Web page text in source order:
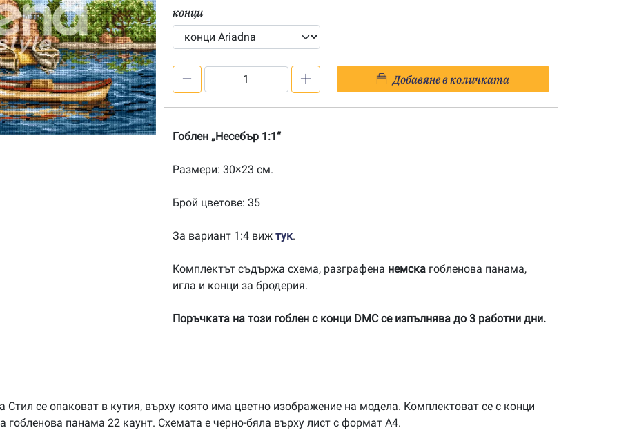
конци
1:1
Добавяне в количката
Гоблен „Несебър 1:1“
Размери: 30×23 см.
Брой цветове: 35
За вариант 1:4 виж тук.
Комплектът съдържа схема, разграфена немска гобленова панама,
игла и конци за бродерия.
Поръчката на този гоблен с конци DMC се изпълнява до 3 работни дни.
Стил се опаковат в кутия, върху която има цветно изображение на модела. Комплектоват се с конци
гобленова панама 22 каунт. Схемата е черно-бяла върху лист с формат А4.